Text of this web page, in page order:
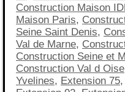
Construction Maison
Maison Paris,
Seine Saint Denis,
Val de Marne,
Construction Seine et
Construction Val d Oise
Yvelines, Extension 75,